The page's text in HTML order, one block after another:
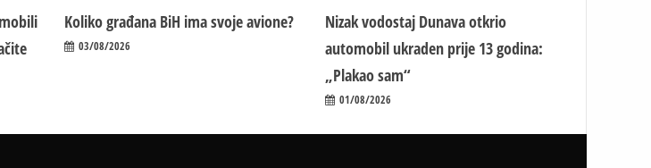
Koliko građana BiH ima svoje avione?
03/08/2026
Nizak vodostaj Dunava otkrio
automobil ukraden prije 13 godina:
„Plakao sam“
01/08/2026